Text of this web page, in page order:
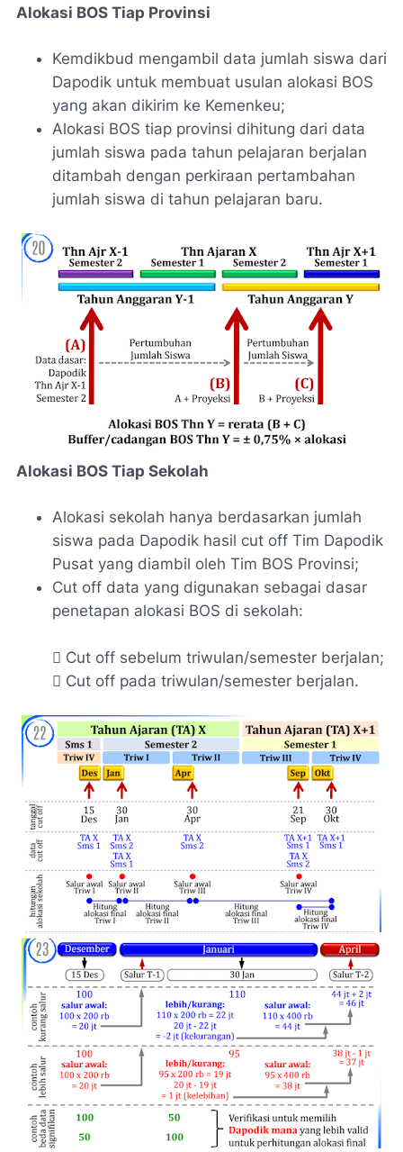
Alokasi BOS Tiap Provinsi
Kemdikbud mengambil data jumlah siswa dari
Dapodik untuk membuat usulan alokasi BOS
yang akan dikirim ke Kemenkeu;
Alokasi BOS tiap provinsi dihitung dari data
jumlah siswa pada tahun pelajaran berjalan
ditambah dengan perkiraan pertambahan
jumlah siswa di tahun pelajaran baru.
Alokasi BOS Tiap Sekolah
Alokasi sekolah hanya berdasarkan jumlah
siswa pada Dapodik hasil cut off Tim Dapodik
Pusat yang diambil oleh Tim BOS Provinsi;
Cut off data yang digunakan sebagai dasar
penetapan alokasi BOS di sekolah:
 Cut off sebelum triwulan/semester berjalan;
 Cut off pada triwulan/semester berjalan.